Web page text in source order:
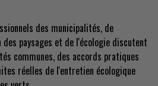
des municipalités, de
paysages et de l'écologie discutent
communes, des accords pratiques
réelles de l'entretien écologique